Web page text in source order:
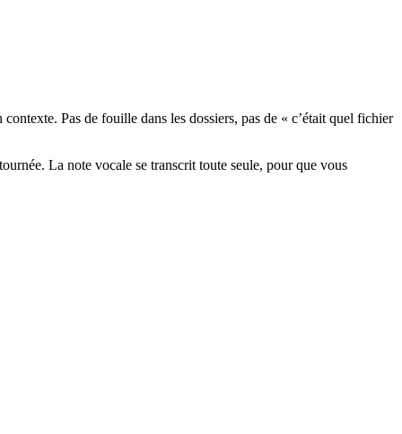
Pas de fouille dans les dossiers, pas de « c’était quel fichier
La note vocale se transcrit toute seule, pour que vous